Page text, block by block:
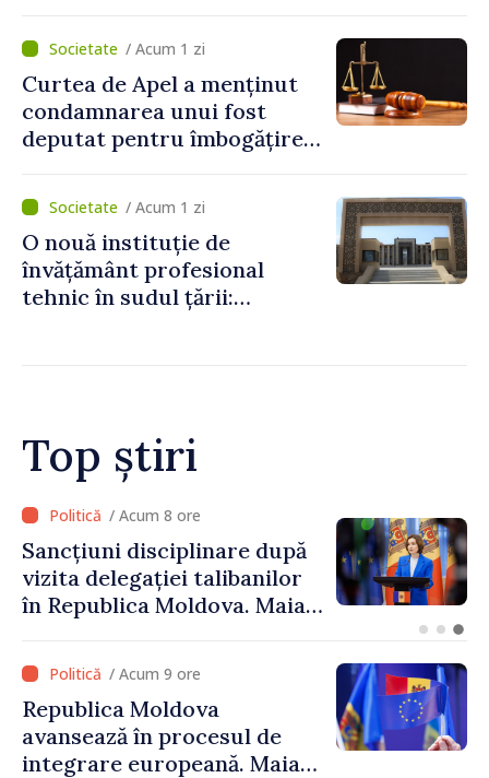
/ Acum 1 zi
Curtea de Apel a menținut
condamnarea unui fost
deputat pentru îmbogățire
statului peste 2,4 milioane
de lei
/ Acum 1 zi
O nouă instituție de
învățământ profesional
tehnic în sudul țării:
Top știri
/ Acum 7 ore
Adunarea Populară a
Găgăuziei trebuie să aibă un
mandat deplin. Președinta
/ Acum 9 ore
Republica Moldova
avansează în procesul de
integrare europeană. Maia